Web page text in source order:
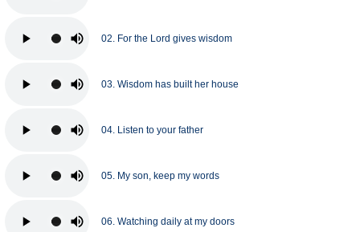
02. For the Lord gives wisdom
03. Wisdom has built her house
04. Listen to your father
05. My son, keep my words
06. Watching daily at my doors